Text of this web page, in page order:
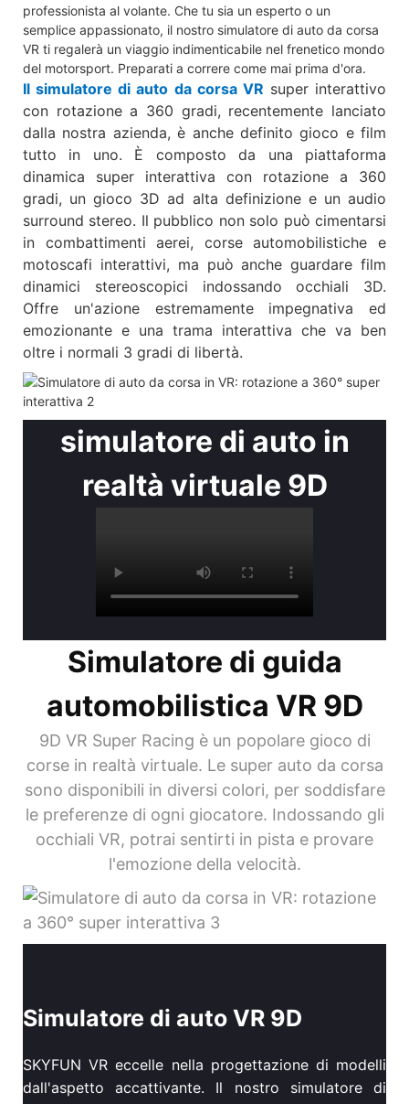
professionista al volante. Che tu sia un esperto o un
semplice appassionato, il nostro simulatore di auto da corsa
VR ti regalerà un viaggio indimenticabile nel frenetico mondo
del motorsport. Preparati a correre come mai prima d'ora.
Il simulatore di auto da corsa VR super interattivo
con rotazione a 360 gradi, recentemente lanciato
dalla nostra azienda, è anche definito gioco e film
tutto in uno. È composto da una piattaforma
dinamica super interattiva con rotazione a 360
gradi, un gioco 3D ad alta definizione e un audio
surround stereo. Il pubblico non solo può cimentarsi
in combattimenti aerei, corse automobilistiche e
motoscafi interattivi, ma può anche guardare film
dinamici stereoscopici indossando occhiali 3D.
Offre un'azione estremamente impegnativa ed
emozionante e una trama interattiva che va ben
oltre i normali 3 gradi di libertà.
simulatore di auto in
realtà virtuale 9D
Simulatore di guida
automobilistica VR 9D
9D VR Super Racing è un popolare gioco di
corse in realtà virtuale. Le super auto da corsa
sono disponibili in diversi colori, per soddisfare
le preferenze di ogni giocatore. Indossando gli
occhiali VR, potrai sentirti in pista e provare
l'emozione della velocità.
Simulatore di auto VR 9D
SKYFUN VR eccelle nella progettazione di modelli
dall'aspetto accattivante. Il nostro simulatore di